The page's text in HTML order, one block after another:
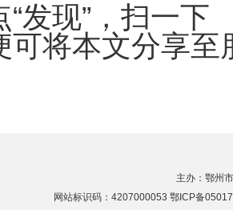
发现”，扫一下
可将本文分享至
主办：鄂州
网站标识码：4207000053 鄂ICP备